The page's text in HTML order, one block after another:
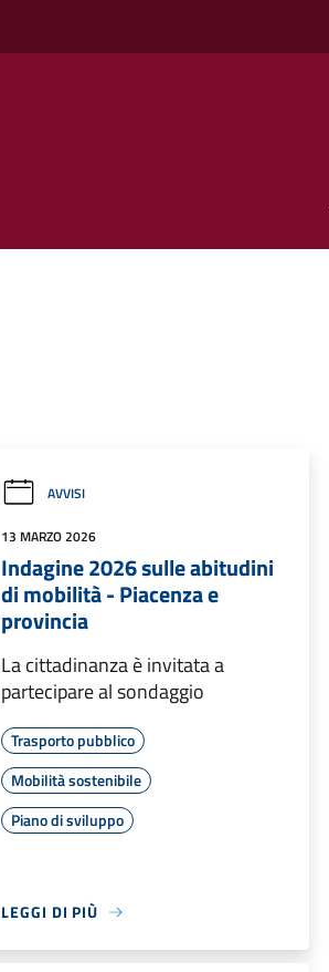
AVVISI
13 MARZO 2026
Indagine 2026 sulle abitudini
di mobilità - Piacenza e
provincia
La cittadinanza è invitata a
partecipare al sondaggio
Trasporto pubblico
Mobilità sostenibile
Piano di sviluppo
LEGGI DI PIÙ